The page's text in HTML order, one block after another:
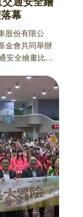
幕
股份有限公
金會共同舉辦
安全繪畫比
畫創作的方
性，培養正確
行為，共同為